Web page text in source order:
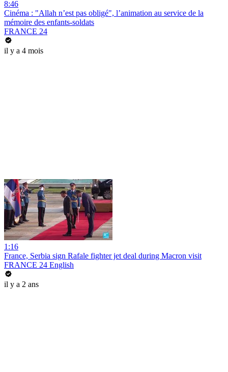
8:46
Cinéma : "Allah n’est pas obligé", l’animation au service de la
mémoire des enfants-soldats
FRANCE 24
il y a 4 mois
1:16
France, Serbia sign Rafale fighter jet deal during Macron visit
FRANCE 24 English
il y a 2 ans